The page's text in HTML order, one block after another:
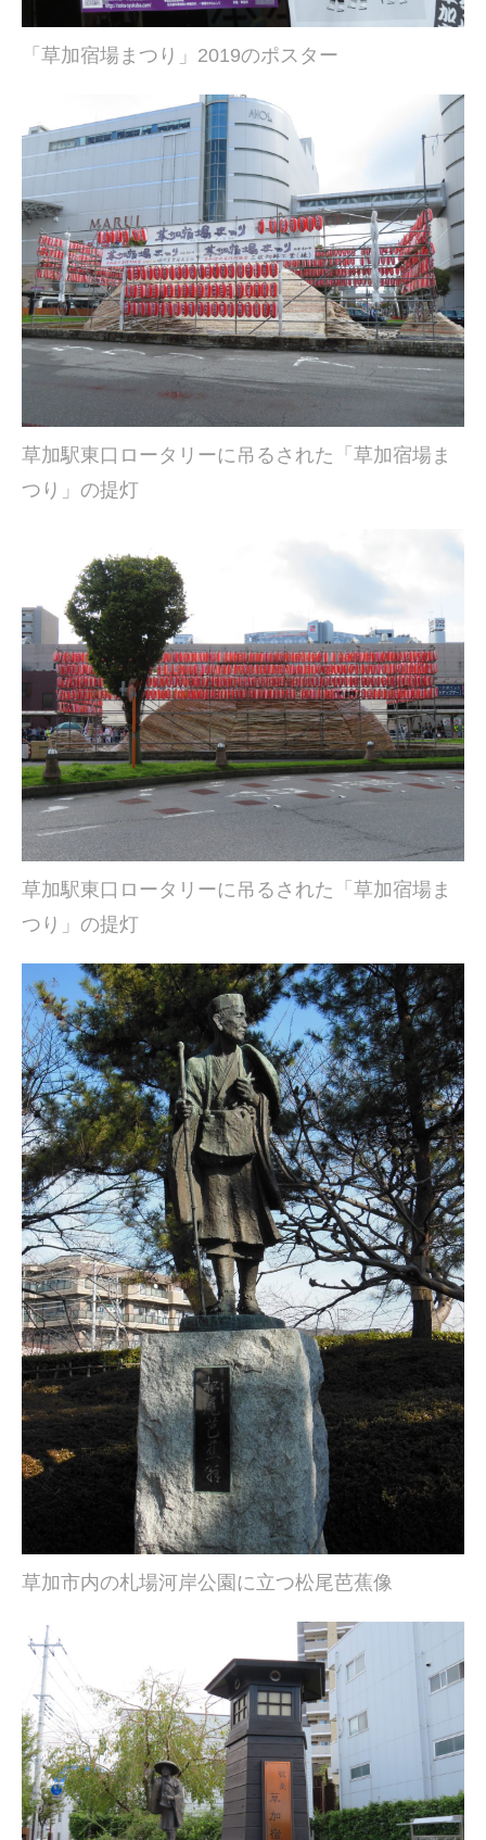
「草加宿場まつり」2019のポスター
草加駅東口ロータリーに吊るされた「草加宿場ま
つり」の提灯
草加駅東口ロータリーに吊るされた「草加宿場ま
つり」の提灯
草加市内の札場河岸公園に立つ松尾芭蕉像